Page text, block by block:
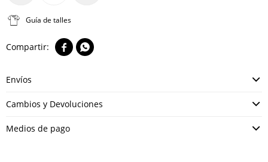
Guía de talles
 
Envíos
Cambios y Devoluciones
Medios de pago